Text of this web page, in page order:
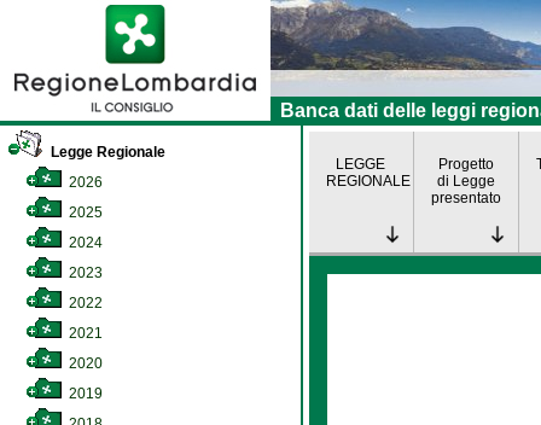
Banca dati delle leggi
Legge Regionale
2026
2025
2024
2023
2022
2021
2020
2019
LEGGE
REGIONALE
Progetto
di Legge
presentato